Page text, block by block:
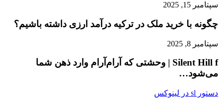
سپتامبر 15, 2025
چگونه با خرید ملک در ترکیه درآمد ارزی داشته باشیم؟
سپتامبر 8, 2025
Silent Hill f | وحشتی که آرام‌آرام وارد ذهن شما
می‌شود…
دستور sl در لینوکس